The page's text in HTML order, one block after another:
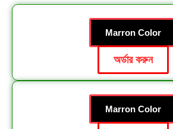
Marron Color
অর্ডার করুন
Marron Color